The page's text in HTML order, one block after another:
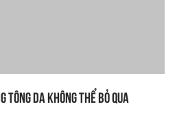
tông da không thể bỏ qua